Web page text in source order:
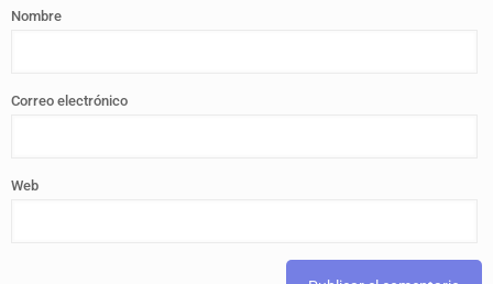
Nombre
Correo electrónico
Web